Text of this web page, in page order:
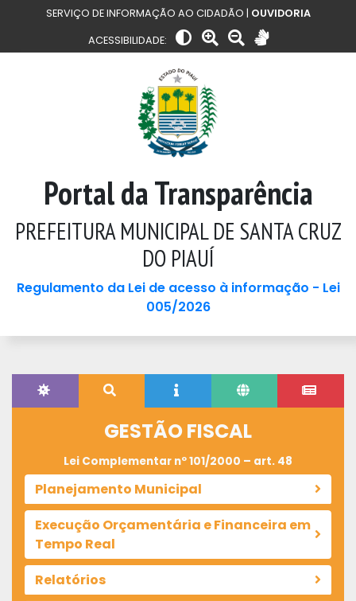
SERVIÇO DE INFORMAÇÃO AO CIDADÃO | OUVIDORIA
ACESSIBILIDADE:
Portal da Transparência
PREFEITURA MUNICIPAL DE SANTA CRUZ
DO PIAUÍ
Regulamento da Lei de acesso à informação - Lei
005/2026
GESTÃO FISCAL
Lei Complementar nº 101/2000 – art. 48
Planejamento Municipal
Execução Orçamentária e Financeira em
Tempo Real
Relatórios